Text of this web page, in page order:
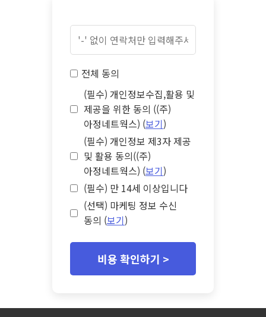
전체 동의
(필수) 개인정보수집,활용 및
제공을 위한 동의 ((주)
아정네트웍스) (보기)
(필수) 개인정보 제3자 제공
및 활용 동의((주)
아정네트웍스) (보기)
(필수) 만 14세 이상입니다
(선택) 마케팅 정보 수신
동의 (보기)
비용 확인하기 >